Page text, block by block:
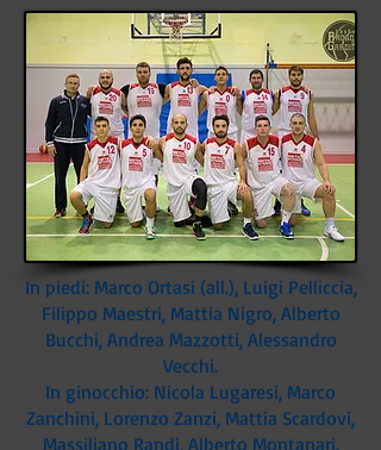
In piedi: Marco Ortasi (all.), Luigi Pelliccia,
Filippo Maestri, Mattia Nigro, Alberto
Bucchi, Andrea Mazzotti, Alessandro
Vecchi.
In ginocchio: Nicola Lugaresi, Marco
Zanchini, Lorenzo Zanzi, Mattia Scardovi,
Massiliano Randi, Alberto Montanari.